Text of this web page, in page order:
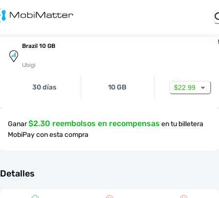
Brazil 10 GB
Ubigi
30 días 10 GB $22.99
Ganar$2.30 reembolsos en recompensas en tu billetera
MobiPay con esta compra
Detalles